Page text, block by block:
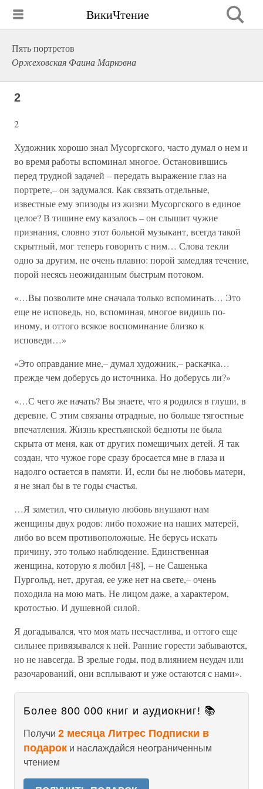
ВикиЧтение
Пять портретов
Оржеховская Фаина Марковна
2
2
Художник хорошо знал Мусоргского, часто думал о нем и
во время работы вспоминал многое. Остановившись
перед трудной задачей – передать выражение глаз на
портрете,– он задумался. Как связать отдельные,
известные ему эпизоды из жизни Мусоргского в единое
целое? В тишине ему казалось – он слышит чужие
признания, словно этот больной музыкант, всегда такой
скрытный, мог теперь говорить с ним… Слова текли
одно за другим, не очень плавно: порой замедляя течение,
порой несясь неожиданным быстрым потоком.
«…Вы позволите мне сначала только вспоминать… Это
еще не исповедь, но, вспоминая, многое видишь по-
иному, и оттого всякое воспоминание близко к
исповеди…»
«Это оправдание мне,– думал художник,– раскачка…
прежде чем доберусь до источника. Но доберусь ли?»
«…С чего же начать? Вы знаете, что я родился в глуши, в
деревне. С этим связаны отрадные, но больше тягостные
впечатления. Жизнь крестьянской бедноты не была
скрыта от меня, как от других помещичьих детей. Я так
создан, что чужое горе сразу бросается мне в глаза и
надолго остается в памяти. И, если бы не любовь матери,
я не знал бы в те годы счастья.
…Я заметил, что сильную любовь внушают нам
женщины двух родов: либо похожие на наших матерей,
либо во всем противоположные. Не берусь искать
причину, это только наблюдение. Единственная
женщина, которую я любил [48], – не Сашенька
Пургольд, нет, другая, ее уже нет на свете,– очень
походила на мою мать. Не лицом даже, а характером,
кротостью. И душевной силой.
Я догадывался, что моя мать несчастлива, и оттого еще
сильнее привязывался к ней. Ранние горести забываются,
но не навсегда. В зрелые годы, под влиянием неудач или
разочарований, они всплывают и уже остаются с нами».
Более 800 000 книг и аудиокниг! 📚
Получи 2 месяца Литрес Подписки в
подарок и наслаждайся неограниченным
чтением